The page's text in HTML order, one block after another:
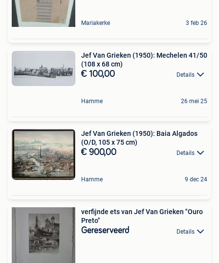
Mariakerke 3 feb 26
Jef Van Grieken (1950): Mechelen 41/50
(108 x 68 cm)
€ 100,00 Details
Hamme 26 mei 25
Jef Van Grieken (1950): Baia Algados
(O/D, 105 x 75 cm)
€ 900,00 Details
Hamme 9 dec 24
verfijnde ets van Jef Van Grieken "Ouro
Preto"
Gereserveerd Details